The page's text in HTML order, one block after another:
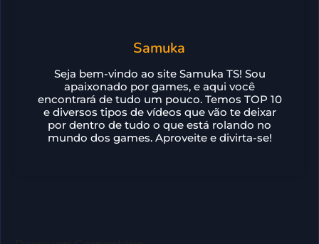
Samuka
Seja bem-vindo ao site Samuka TS! Sou
apaixonado por games, e aqui você
encontrará de tudo um pouco. Temos TOP 10
e diversos tipos de vídeos que vão te deixar
por dentro de tudo o que está rolando no
mundo dos games. Aproveite e divirta-se!